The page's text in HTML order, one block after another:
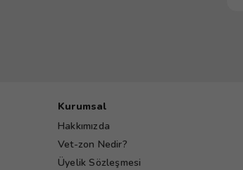
Kurumsal
Hakkımızda
Vet-zon Nedir?
Üyelik Sözleşmesi